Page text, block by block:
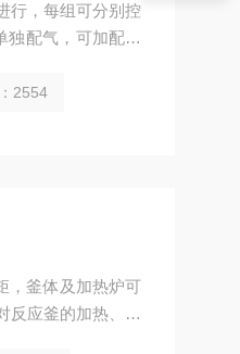
行，每组可分别控
独配气，可加配质
2554
，釜体及加热炉可
反应釜的加热、冷